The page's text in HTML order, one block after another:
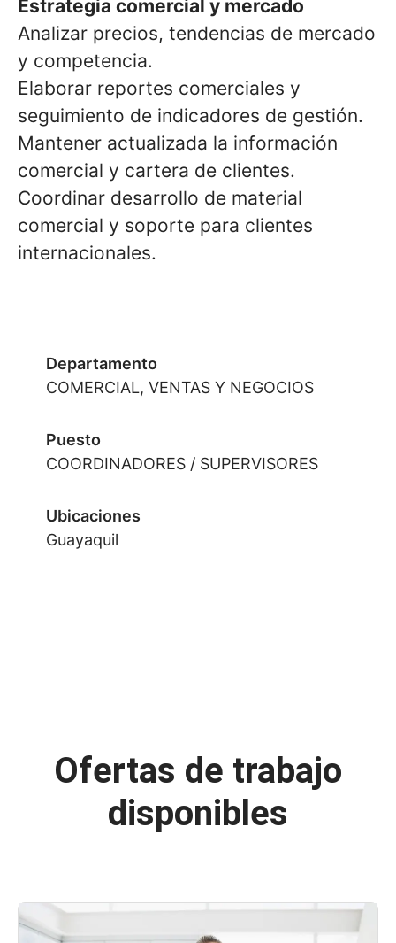
Estrategia comercial y mercado
Analizar precios, tendencias de mercado
y competencia.
Elaborar reportes comerciales y
seguimiento de indicadores de gestión.
Mantener actualizada la información
comercial y cartera de clientes.
Coordinar desarrollo de material
comercial y soporte para clientes
internacionales.
Departamento
COMERCIAL, VENTAS Y NEGOCIOS
Puesto
COORDINADORES / SUPERVISORES
Ubicaciones
Guayaquil
Ofertas de trabajo
disponibles